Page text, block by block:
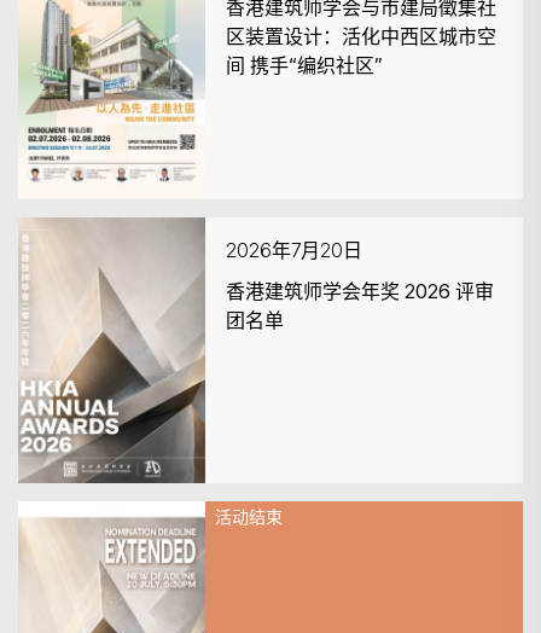
香港建筑师学会与市建局徵集社
区装置设计：活化中西区城市空
间 携手“编织社区”
2026年7月20日
香港建筑师学会年奖 2026 评审
团名单
活动结束